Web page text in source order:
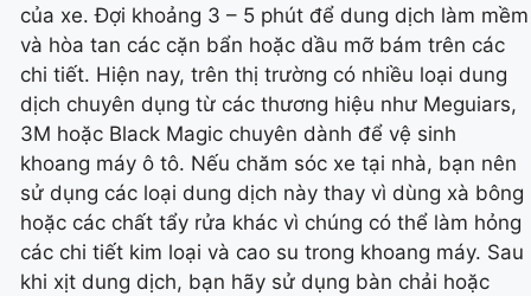
của xe. Đợi khoảng 3 – 5 phút để dung dịch làm mềm
và hòa tan các cặn bẩn hoặc dầu mỡ bám trên các
chi tiết. Hiện nay, trên thị trường có nhiều loại dung
dịch chuyên dụng từ các thương hiệu như Meguiars,
3M hoặc Black Magic chuyên dành để vệ sinh
khoang máy ô tô. Nếu chăm sóc xe tại nhà, bạn nên
sử dụng các loại dung dịch này thay vì dùng xà bông
hoặc các chất tẩy rửa khác vì chúng có thể làm hỏng
các chi tiết kim loại và cao su trong khoang máy. Sau
khi xịt dung dịch, bạn hãy sử dụng bàn chải hoặc